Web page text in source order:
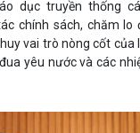
dục truyền thống
chính sách, chăm lo
vai trò nòng cốt của
yêu nước và các